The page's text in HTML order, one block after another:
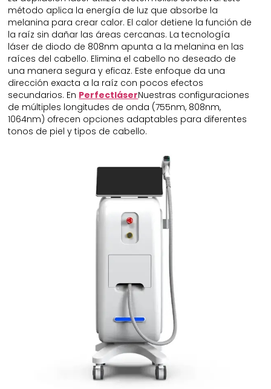
método aplica la energía de luz que absorbe la
melanina para crear calor. El calor detiene la función de
la raíz sin dañar las áreas cercanas. La tecnología
láser de diodo de 808nm apunta a la melanina en las
raíces del cabello. Elimina el cabello no deseado de
una manera segura y eficaz. Este enfoque da una
dirección exacta a la raíz con pocos efectos
secundarios. En PerfectláserNuestras configuraciones
de múltiples longitudes de onda (755nm, 808nm,
1064nm) ofrecen opciones adaptables para diferentes
tonos de piel y tipos de cabello.